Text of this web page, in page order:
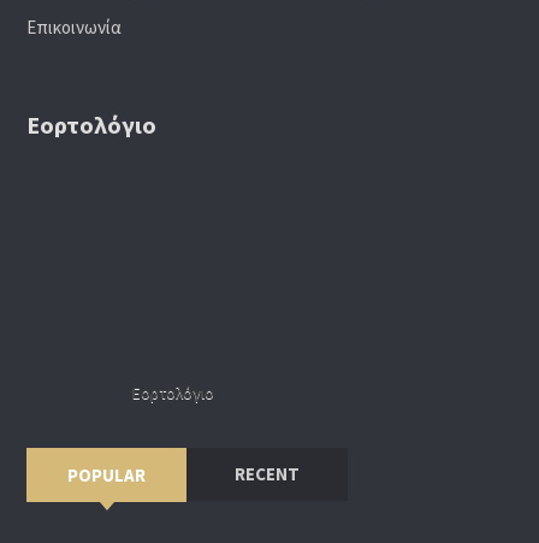
Επικοινωνία
Εορτολόγιο
Εορτολόγιο
POPULAR RECENT